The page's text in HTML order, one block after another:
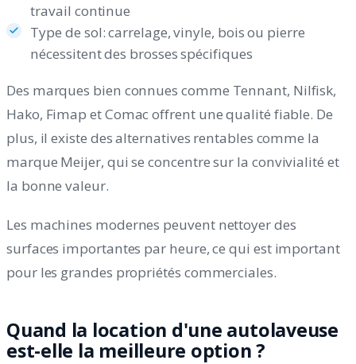
travail continue
Type de sol: carrelage, vinyle, bois ou pierre
nécessitent des brosses spécifiques
Des marques bien connues comme Tennant, Nilfisk,
Hako, Fimap et Comac offrent une qualité fiable. De
plus, il existe des alternatives rentables comme la
marque Meijer, qui se concentre sur la convivialité et
la bonne valeur.
Les machines modernes peuvent nettoyer des
surfaces importantes par heure, ce qui est important
pour les grandes propriétés commerciales.
Quand la location d'une autolaveuse
est-elle la meilleure option ?